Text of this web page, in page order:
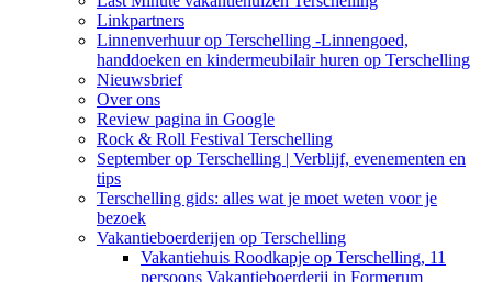
Linkpartners
Linnenverhuur op Terschelling -Linnengoed,
handdoeken en kindermeubilair huren op Terschelling
Nieuwsbrief
Over ons
Review pagina in Google
Rock & Roll Festival Terschelling
September op Terschelling | Verblijf, evenementen en
tips
Terschelling gids: alles wat je moet weten voor je
bezoek
Vakantieboerderijen op Terschelling
Vakantiehuis Roodkapje op Terschelling, 11
persoons Vakantieboerderij in Formerum